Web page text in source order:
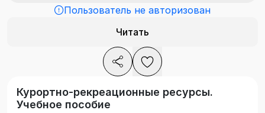
Пользователь не авторизован
Читать
Курортно-рекреационные ресурсы.
Учебное пособие